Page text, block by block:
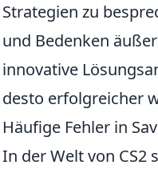
Strategien zu
und Bedenken
innovative
desto erfolgreicher
Häufige Fehler in
In der Welt von CS2